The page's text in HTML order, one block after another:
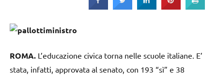
ROMA. L’educazione civica torna nelle scuole italiane. E’
stata, infatti, approvata al senato, con 193 “sì” e 38